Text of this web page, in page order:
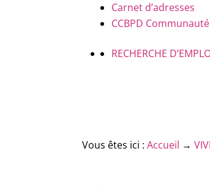
Carnet d’adresses
CCBPD
RECHERCHE
Vous êtes ici :Accueil →